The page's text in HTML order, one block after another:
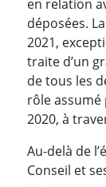
en relation
déposées.
2021,
traite d’un
de tous les
rôle assumé
2020, à
Au-delà de
Conseil et